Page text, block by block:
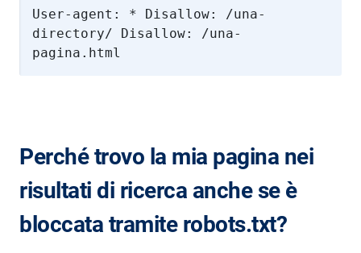
User-agent: * Disallow: /una-
directory/ Disallow: /una-
pagina.html
Perché trovo la mia pagina nei
risultati di ricerca anche se è
bloccata tramite robots.txt?